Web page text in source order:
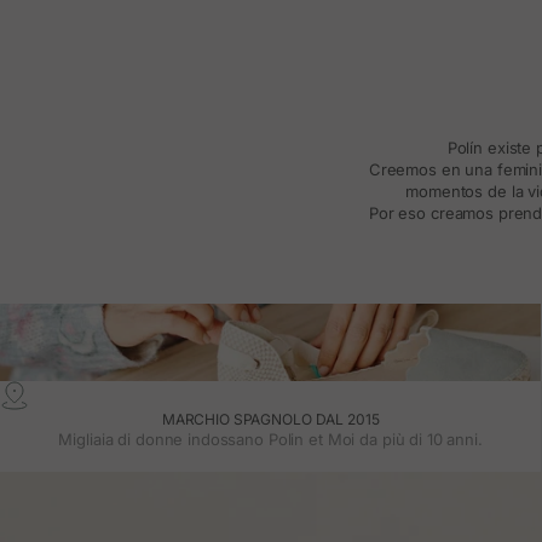
Polín existe
Creemos en una
momentos de la
Por eso creamos
MARCHIO SPAGNOLO DAL 2015
Migliaia di donne indossano Polin et Moi da più di 10 anni.